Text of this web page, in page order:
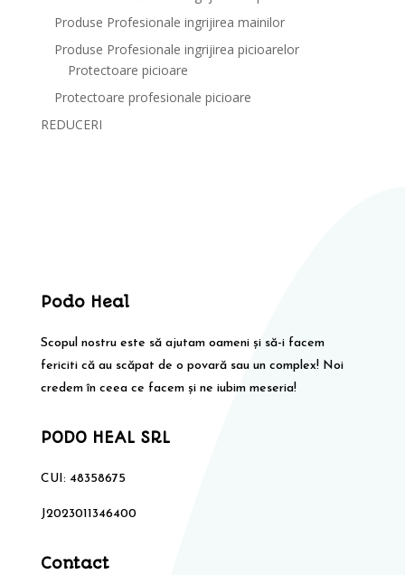
Produse Profesionale ingrijirea mainilor
Produse Profesionale ingrijirea picioarelor
Protectoare picioare
Protectoare profesionale picioare
REDUCERI
Podo Heal
Scopul nostru este să ajutam oameni și să-i facem
fericiti că au scăpat de o povară sau un complex! Noi
credem în ceea ce facem și ne iubim meseria!
PODO HEAL SRL
CUI: 48358675
J2023011346400
Contact